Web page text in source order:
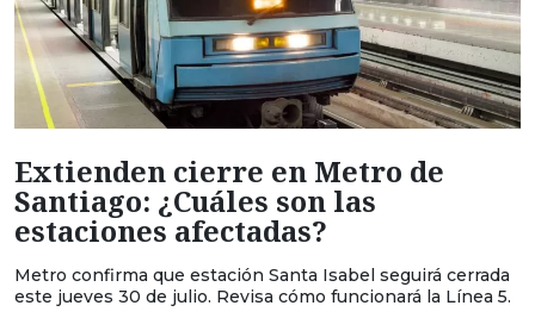
Extienden cierre en Metro de
Santiago: ¿Cuáles son las
estaciones afectadas?
Metro confirma que estación Santa Isabel seguirá cerrada
este jueves 30 de julio. Revisa cómo funcionará la Línea 5.